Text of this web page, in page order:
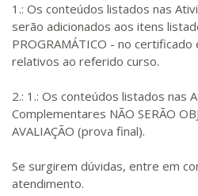
1.: Os conteúdos listados nas
serão adicionados aos itens
PROGRAMÁTICO - no
relativos ao referido curso.
2.: 1.: Os conteúdos listados nas
Complementares NÃO SERÃO
AVALIAÇÃO (prova final).
Se surgirem dúvidas, entre em
atendimento.